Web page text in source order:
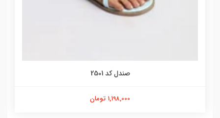
صندل کد 2501
1,198,000 تومان